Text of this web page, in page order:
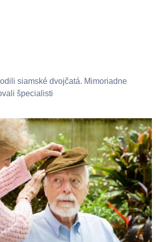
siamské dvojčatá. Mimoriadne
špecialisti